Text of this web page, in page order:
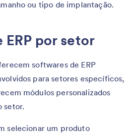
ou tipo de implantação.
ERP por setor
softwares de ERP
para setores específicos,
módulos personalizados
setor.
selecionar um produto